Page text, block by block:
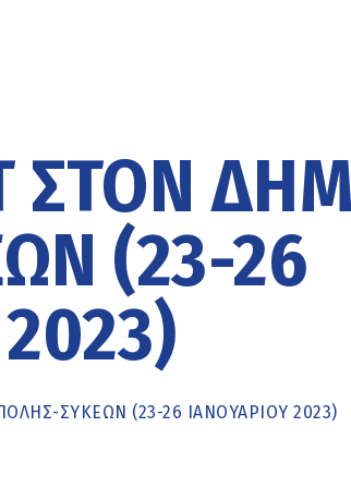
ΣΤΟΝ
(23-26
ΣΥΚΕΏΝ (23-26 ΙΑΝΟΥΑΡΊΟΥ 2023)